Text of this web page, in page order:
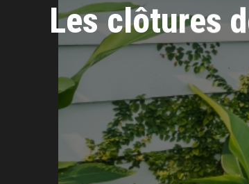
Les clôtures